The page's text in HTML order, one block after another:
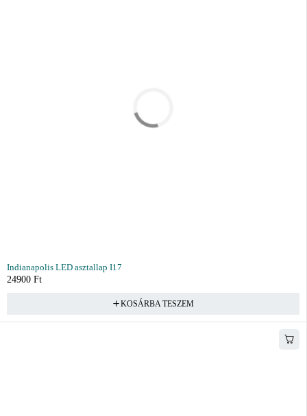
Indianapolis LED asztallap I17
24900 Ft
KOSÁRBA TESZEM